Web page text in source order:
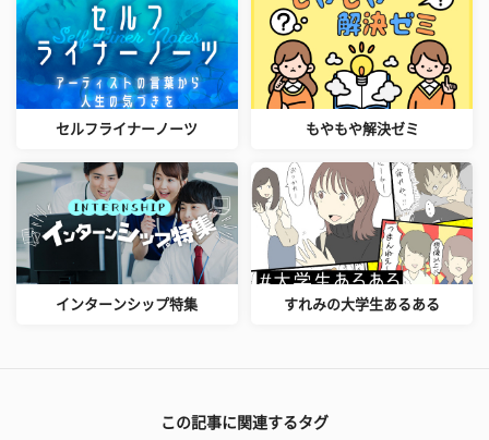
セルフライナーノーツ もやもや解決ゼミ
インターンシップ特集 すれみの大学生あるある
この記事に関連するタグ